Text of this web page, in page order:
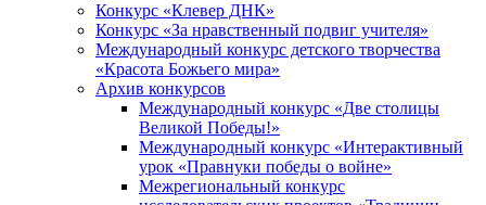
Конкурс «Клевер ДНК»
Конкурс «За нравственный подвиг учителя»
Международный конкурс детского творчества
«Красота Божьего мира»
Архив конкурсов
Международный конкурс «Две столицы
Великой Победы!»
Международный конкурс «Интерактивный
урок «Правнуки победы о войне»
Межрегиональный конкурс